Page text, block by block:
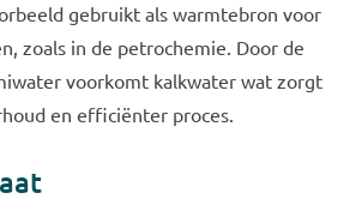
gebruikt als warmtebron voor
zoals in de petrochemie. Door de
voorkomt kalkwater wat zorgt
en efficiënter proces.